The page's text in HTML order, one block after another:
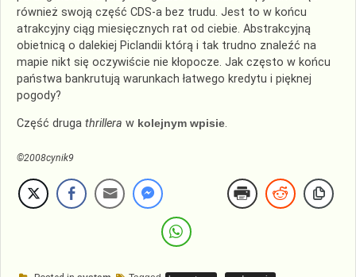
również swoją część CDS-a bez trudu. Jest to w końcu
atrakcyjny ciąg miesięcznych rat od ciebie. Abstrakcyjną
obietnicą o dalekiej Piclandii którą i tak trudno znaleźć na
mapie nikt się oczywiście nie kłopocze. Jak często w końcu
państwa bankrutują warunkach łatwego kredytu i pięknej
pogody?
Część druga thrillera w kolejnym wpisie.
©2008cynik9